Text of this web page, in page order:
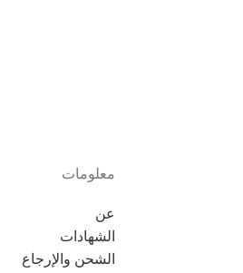
معلومات
عن
الشهادات
الشحن والإرجاع